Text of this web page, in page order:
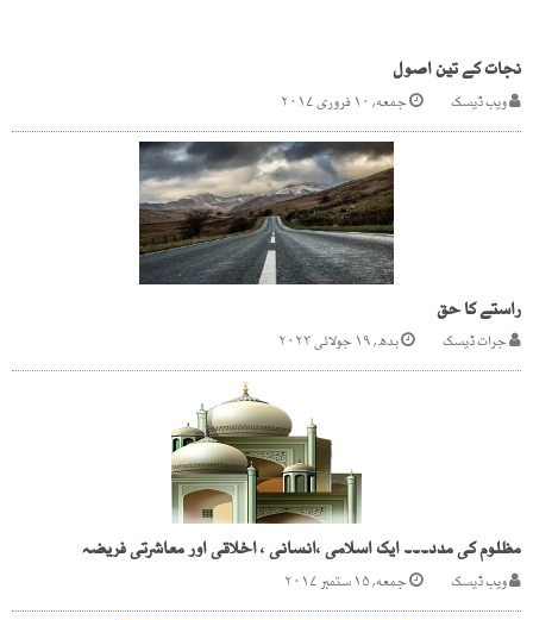
نجات کے تین اصول
ویب ڈیسک جمعه, ۱۰ فروری ۲۰۱۷
راستے کا حق
جرات ڈیسک بدھ, ۱۹ جولائی ۲۰۲۳
مظلوم کی مدد۔۔۔ ایک اسلامی ،انسانی ، اخلاقی اور معاشرتی فریضہ
ویب ڈیسک جمعه, ۱۵ ستمبر ۲۰۱۷